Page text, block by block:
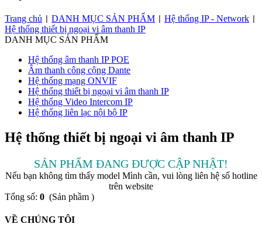
Trang chủ
DANH MỤC SẢN PHẨM Hệ thống IP - Network
Hệ thống thiết bị ngoại vi âm thanh IP
DANH MỤC SẢN PHẨM
Hệ thống âm thanh IP POE
Âm thanh công cộng Dante
Hệ thống mạng ONVIF
Hệ thống thiết bị ngoại vi âm thanh IP
Hệ thống Video Intercom IP
Hệ thống liên lạc nội bộ IP
Hệ thống thiết bị ngoại vi âm thanh IP
SẢN PHẨM ĐANG ĐƯỢC CẬP NHẬT!
Nếu bạn không tìm thấy model Mình cần, vui lòng liên hệ số hotline
trên website
Tổng số: 0 (Sản phầm )
VỀ CHÚNG TÔI